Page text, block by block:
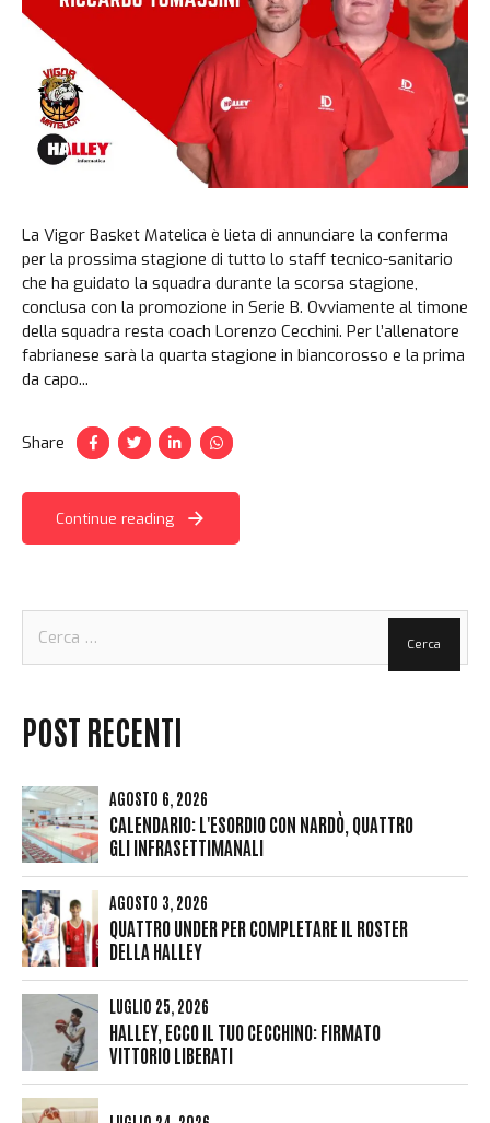
La Vigor Basket Matelica è lieta di annunciare la conferma
per la prossima stagione di tutto lo staff tecnico-sanitario
che ha guidato la squadra durante la scorsa stagione,
conclusa con la promozione in Serie B. Ovviamente al timone
della squadra resta coach Lorenzo Cecchini. Per l’allenatore
fabrianese sarà la quarta stagione in biancorosso e la prima
da capo...
Share
Continue reading
per:
POST RECENTI
AGOSTO 6, 2026
CALENDARIO: L'ESORDIO CON NARDÒ, QUATTRO
GLI INFRASETTIMANALI
AGOSTO 3, 2026
QUATTRO UNDER PER COMPLETARE IL ROSTER
DELLA HALLEY
LUGLIO 25, 2026
HALLEY, ECCO IL TUO CECCHINO: FIRMATO
VITTORIO LIBERATI